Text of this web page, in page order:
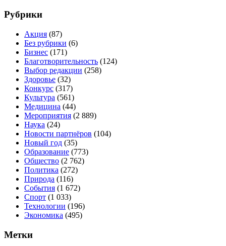
Рубрики
Акция (87)
Без рубрики (6)
Бизнес (171)
Благотворительность (124)
Выбор редакции (258)
Здоровье (32)
Конкурс (317)
Культура (561)
Медицина (44)
Мероприятия (2 889)
Наука (24)
Новости партнёров (104)
Новый год (35)
Образование (773)
Общество (2 762)
Политика (272)
Природа (116)
События (1 672)
Спорт (1 033)
Технологии (196)
Экономика (495)
Метки